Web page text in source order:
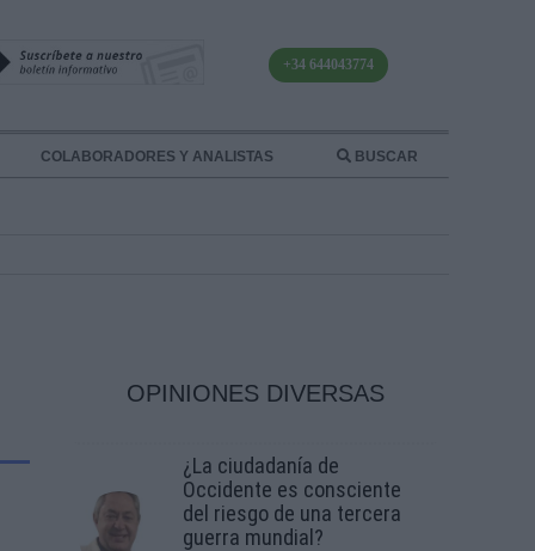
+34 644043774
COLABORADORES Y ANALISTAS BUSCAR
OPINIONES DIVERSAS
¿La ciudadanía de
Occidente es consciente
del riesgo de una tercera
guerra mundial?